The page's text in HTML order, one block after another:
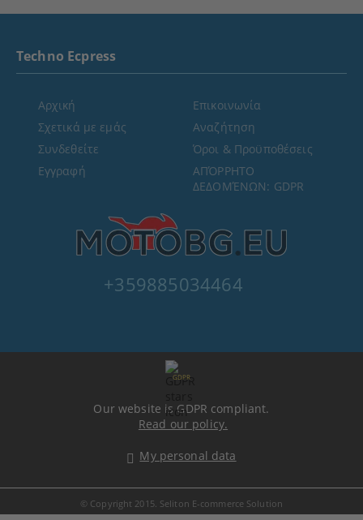
+359885034464
Techno Ecpress
Αρχική
Σχετικά με εμάς
Συνδεθείτε
Εγγραφή
Επικοινωνία
Αναζήτηση
Όροι & Προϋποθέσεις
ΑΠΌΡΡΗΤΟ
ΔΕΔΟΜΈΝΩΝ: GDPR
GDPR
Our website is GDPR compliant.
Read our policy.
My personal data
© Copyright 2015. Seliton E-commerce Solution